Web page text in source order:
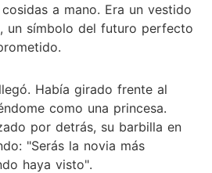
a mano. Era un vestido
un símbolo del futuro perfecto
Había girado frente al
como una princesa.
por detrás, su barbilla en
"Serás la novia más
haya visto".